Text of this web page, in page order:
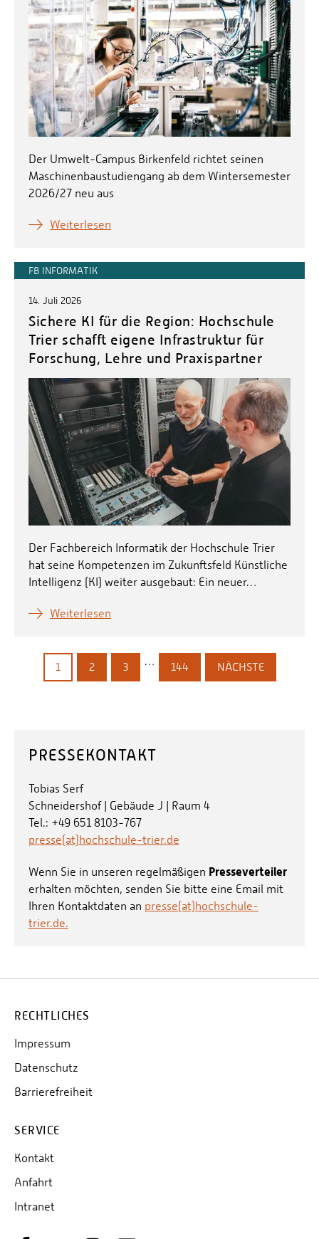
Der Umwelt-Campus Birkenfeld richtet seinen
Maschinenbaustudiengang ab dem Wintersemester
2026/27 neu aus
Weiterlesen
FB INFORMATIK
14. Juli 2026
Sichere KI für die Region: Hochschule
Trier schafft eigene Infrastruktur für
Forschung, Lehre und Praxispartner
Der Fachbereich Informatik der Hochschule Trier
hat seine Kompetenzen im Zukunftsfeld Künstliche
Intelligenz (KI) weiter ausgebaut: Ein neuer…
Weiterlesen
1 2 3 … 144 NÄCHSTE
PRESSEKONTAKT
Tobias Serf
Schneidershof | Gebäude J | Raum 4
Tel.: +49 651 8103-767
presse(at)hochschule-trier.de
Wenn Sie in unseren regelmäßigen Presseverteiler
erhalten möchten, senden Sie bitte eine Email mit
Ihren Kontaktdaten an presse(at)hochschule-
trier.de.
RECHTLICHES
Impressum
Datenschutz
Barrierefreiheit
SERVICE
Kontakt
Anfahrt
Intranet